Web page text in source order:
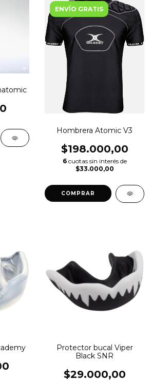
ENVÍO GRATIS
Hombrera Atomic V3
$198.000,00
6 cuotas sin interés de
$33.000,00
COMPRAR
Protector bucal Viper
Black SNR
$29.000,00